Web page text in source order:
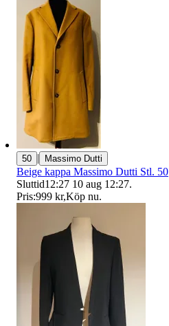
50 | Massimo Dutti
Beige kappa Massimo Dutti Stl. 50
Sluttid12:27 10 aug 12:27.
Pris:999 kr,Köp nu.